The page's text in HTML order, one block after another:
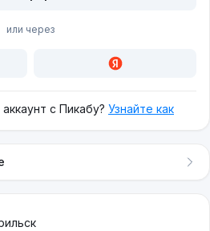
или через
с Пикабу? Узнайте как